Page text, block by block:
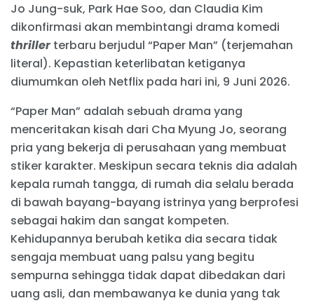
Jo Jung-suk, Park Hae Soo, dan Claudia Kim
dikonfirmasi akan membintangi drama komedi
thrillerterbaru berjudul “Paper Man” (terjemahan
literal). Kepastian keterlibatan ketiganya
diumumkan oleh Netflix pada hari ini, 9 Juni 2026.
“Paper Man” adalah sebuah drama yang
menceritakan kisah dari Cha Myung Jo, seorang
pria yang bekerja di perusahaan yang membuat
stiker karakter. Meskipun secara teknis dia adalah
kepala rumah tangga, di rumah dia selalu berada
di bawah bayang-bayang istrinya yang berprofesi
sebagai hakim dan sangat kompeten.
Kehidupannya berubah ketika dia secara tidak
sengaja membuat uang palsu yang begitu
sempurna sehingga tidak dapat dibedakan dari
uang asli, dan membawanya ke dunia yang tak